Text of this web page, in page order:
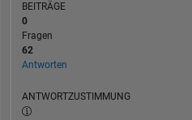
BEITRÄGE
0
Fragen
62
Antworten
ANTWORTZUSTIMMUNG